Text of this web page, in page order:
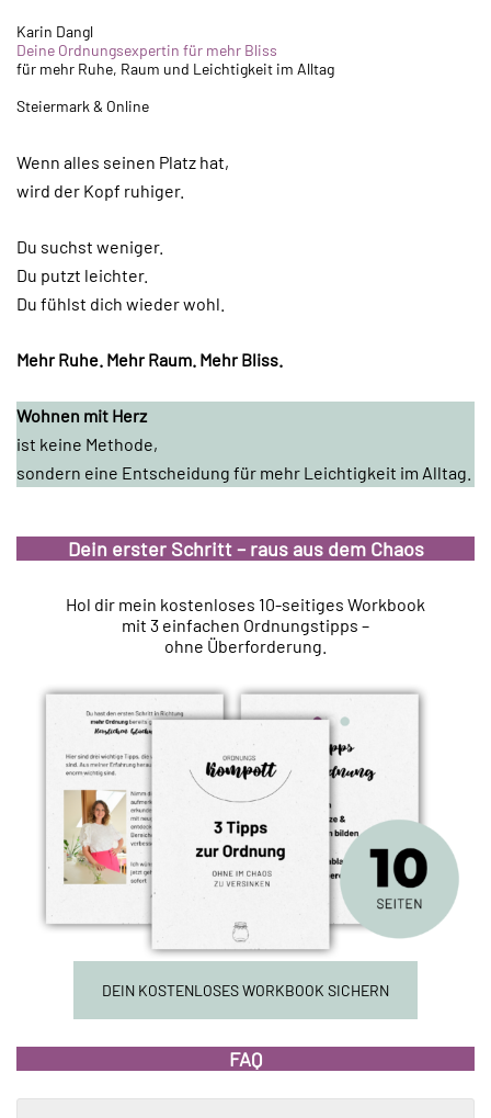
Karin Dangl
Deine Ordnungsexpertin für mehr Bliss
für mehr Ruhe, Raum und Leichtigkeit im Alltag
Steiermark & Online
Wenn alles seinen Platz hat,
wird der Kopf ruhiger.
Du suchst weniger.
Du putzt leichter.
Du fühlst dich wieder wohl.
Mehr Ruhe. Mehr Raum. Mehr Bliss.
Wohnen mit Herz
ist keine Methode,
sondern eine Entscheidung für mehr Leichtigkeit im Alltag.
Dein erster Schritt – raus aus dem Chaos
Hol dir mein kostenloses 10-seitiges Workbook
mit 3 einfachen Ordnungstipps –
ohne Überforderung.
DEIN KOSTENLOSES WORKBOOK SICHERN
FAQ